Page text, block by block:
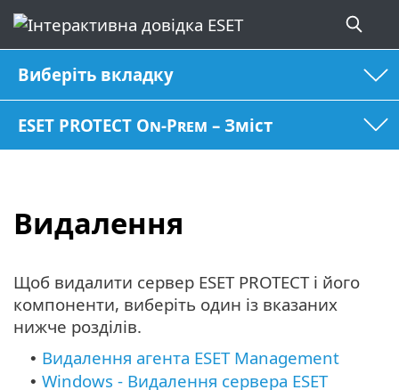
Виберіть вкладку
ESET PROTECT On-Prem – Зміст
Видалення
Щоб видалити сервер ESET PROTECT і його
компоненти, виберіть один із вказаних
нижче розділів.
• Видалення агента ESET Management
• Windows - Видалення сервера ESET